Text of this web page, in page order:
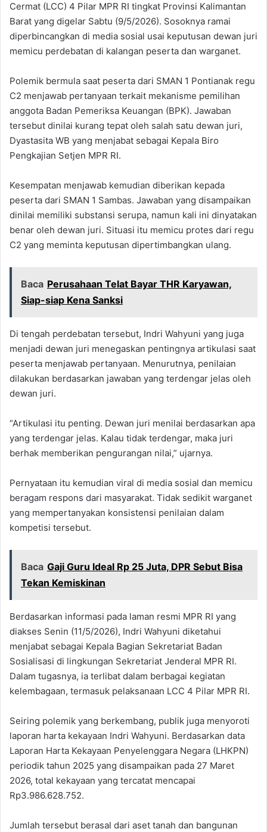
Cermat (LCC) 4 Pilar MPR RI tingkat Provinsi Kalimantan
Barat yang digelar Sabtu (9/5/2026). Sosoknya ramai
diperbincangkan di media sosial usai keputusan dewan juri
memicu perdebatan di kalangan peserta dan warganet.
Polemik bermula saat peserta dari SMAN 1 Pontianak regu
C2 menjawab pertanyaan terkait mekanisme pemilihan
anggota Badan Pemeriksa Keuangan (BPK). Jawaban
tersebut dinilai kurang tepat oleh salah satu dewan juri,
Dyastasita WB yang menjabat sebagai Kepala Biro
Pengkajian Setjen MPR RI.
Kesempatan menjawab kemudian diberikan kepada
peserta dari SMAN 1 Sambas. Jawaban yang disampaikan
dinilai memiliki substansi serupa, namun kali ini dinyatakan
benar oleh dewan juri. Situasi itu memicu protes dari regu
C2 yang meminta keputusan dipertimbangkan ulang.
Baca Perusahaan Telat Bayar THR Karyawan,
Siap-siap Kena Sanksi
Di tengah perdebatan tersebut, Indri Wahyuni yang juga
menjadi dewan juri menegaskan pentingnya artikulasi saat
peserta menjawab pertanyaan. Menurutnya, penilaian
dilakukan berdasarkan jawaban yang terdengar jelas oleh
dewan juri.
“Artikulasi itu penting. Dewan juri menilai berdasarkan apa
yang terdengar jelas. Kalau tidak terdengar, maka juri
berhak memberikan pengurangan nilai,” ujarnya.
Pernyataan itu kemudian viral di media sosial dan memicu
beragam respons dari masyarakat. Tidak sedikit warganet
yang mempertanyakan konsistensi penilaian dalam
kompetisi tersebut.
Baca Gaji Guru Ideal Rp 25 Juta, DPR Sebut Bisa
Tekan Kemiskinan
Berdasarkan informasi pada laman resmi MPR RI yang
diakses Senin (11/5/2026), Indri Wahyuni diketahui
menjabat sebagai Kepala Bagian Sekretariat Badan
Sosialisasi di lingkungan Sekretariat Jenderal MPR RI.
Dalam tugasnya, ia terlibat dalam berbagai kegiatan
kelembagaan, termasuk pelaksanaan LCC 4 Pilar MPR RI.
Seiring polemik yang berkembang, publik juga menyoroti
laporan harta kekayaan Indri Wahyuni. Berdasarkan data
Laporan Harta Kekayaan Penyelenggara Negara (LHKPN)
periodik tahun 2025 yang disampaikan pada 27 Maret
2026, total kekayaan yang tercatat mencapai
Rp3.986.628.752.
Jumlah tersebut berasal dari aset tanah dan bangunan